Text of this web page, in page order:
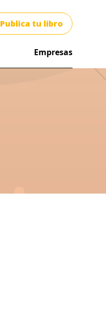
Publica tu libro
Empresas